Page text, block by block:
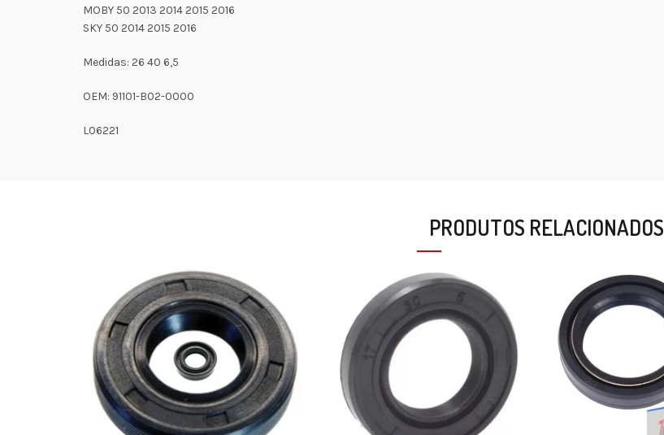
MOBY 50 2013 2014 2015 2016
SKY 50 2014 2015 2016
Medidas: 26 40 6,5
OEM: 91101-B02-0000
L06221
PRODUTOS RELACIONADOS